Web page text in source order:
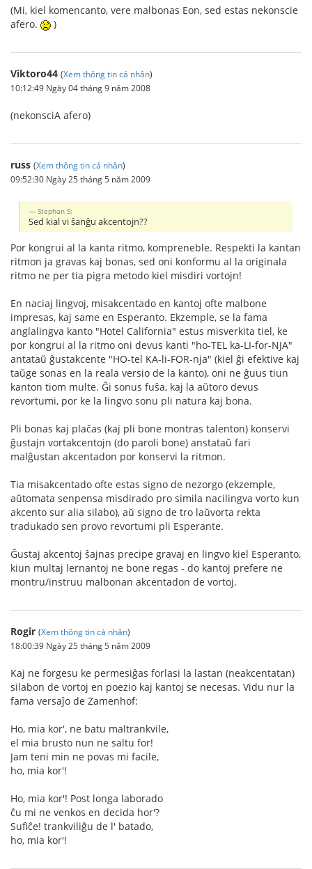
(Mi, kiel komencanto, vere malbonas Eon, sed estas nekonscie
afero.
)
Viktoro44 (Xem thông tin cá nhân)
10:12:49 Ngày 04 tháng 9 năm 2008
(nekonsciA afero)
russ (Xem thông tin cá nhân)
09:52:30 Ngày 25 tháng 5 năm 2009
Stephan S:
Sed kial vi ŝanĝu akcentojn??
Por kongrui al la kanta ritmo, kompreneble. Respekti la kantan
ritmon ja gravas kaj bonas, sed oni konformu al la originala
ritmo ne per tia pigra metodo kiel misdiri vortojn!
En naciaj lingvoj, misakcentado en kantoj ofte malbone
impresas, kaj same en Esperanto. Ekzemple, se la fama
anglalingva kanto "Hotel California" estus misverkita tiel, ke
por kongrui al la ritmo oni devus kanti "ho-TEL ka-LI-for-NJA"
antataŭ ĝustakcente "HO-tel KA-li-FOR-nja" (kiel ĝi efektive kaj
taŭge sonas en la reala versio de la kanto), oni ne ĝuus tiun
kanton tiom multe. Ĝi sonus fuŝa, kaj la aŭtoro devus
revortumi, por ke la lingvo sonu pli natura kaj bona.
Pli bonas kaj plaĉas (kaj pli bone montras talenton) konservi
ĝustajn vortakcentojn (do paroli bone) anstataŭ fari
malĝustan akcentadon por konservi la ritmon.
Tia misakcentado ofte estas signo de nezorgo (ekzemple,
aŭtomata senpensa misdirado pro simila nacilingva vorto kun
akcento sur alia silabo), aŭ signo de tro laŭvorta rekta
tradukado sen provo revortumi pli Esperante.
Ĝustaj akcentoj ŝajnas precipe gravaj en lingvo kiel Esperanto,
kiun multaj lernantoj ne bone regas - do kantoj prefere ne
montru/instruu malbonan akcentadon de vortoj.
Rogir (Xem thông tin cá nhân)
18:00:39 Ngày 25 tháng 5 năm 2009
Kaj ne forgesu ke permesiĝas forlasi la lastan (neakcentatan)
silabon de vortoj en poezio kaj kantoj se necesas. Vidu nur la
fama versaĵo de Zamenhof:
Ho, mia kor', ne batu maltrankvile,
el mia brusto nun ne saltu for!
Jam teni min ne povas mi facile,
ho, mia kor'!
Ho, mia kor'! Post longa laborado
ĉu mi ne venkos en decida hor'?
Sufiĉe! trankviliĝu de l' batado,
ho, mia kor'!